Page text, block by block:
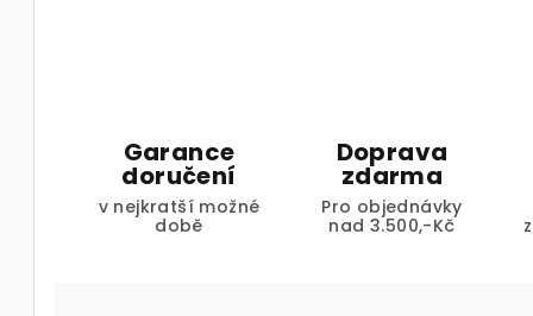
Garance
doručení
v nejkratší možné
době
Doprava
zdarma
Pro objednávky
nad 3.500,-Kč